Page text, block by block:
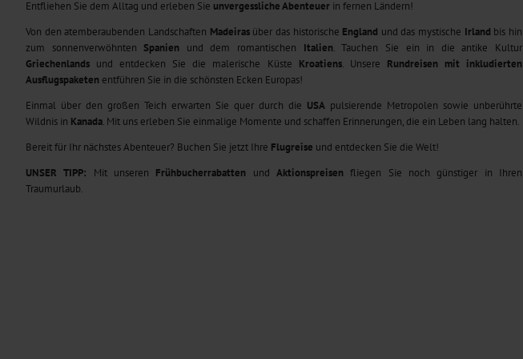
Entfliehen Sie dem Alltag und erleben Sie unvergessliche Abenteuer in fernen Ländern!
Von den atemberaubenden Landschaften Madeirasüber das historische England und das mystische Irland bis hin
zum sonnenverwöhnten Spanien und dem romantischen Italien. Tauchen Sie ein in die antike Kultur
Griechenlands und entdecken Sie die malerische Küste Kroatiens. Unsere Rundreisen mit inkludierten
Ausflugspaketen entführen Sie in die schönsten Ecken Europas!
Einmal über den großen Teich erwarten Sie quer durch die USA pulsierende Metropolen sowie unberührte
Wildnis in Kanada. Mit uns erleben Sie einmalige Momente und schaffen Erinnerungen, die ein Leben lang halten.
Bereit für Ihr nächstes Abenteuer? Buchen Sie jetzt Ihre Flugreise und entdecken Sie die Welt!
UNSER TIPP: Mit unseren Frühbucherrabatten undAktionspreisen fliegen Sie noch günstiger in Ihren
Traumurlaub.